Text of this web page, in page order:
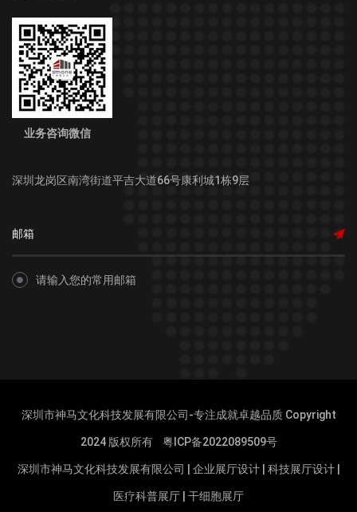
业务咨询微信
深圳龙岗区南湾街道平吉大道66号康利城1栋9层
请输入您的常用邮箱
深圳市神马文化科技发展有限公司-专注成就卓越品质 Copyright
2024 版权所有 粤ICP备2022089509号
深圳市神马文化科技发展有限公司 企业展厅设计| 科技展厅设计|
医疗科普展厅 干细胞展厅